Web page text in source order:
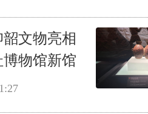
韶文物亮相
物馆新馆